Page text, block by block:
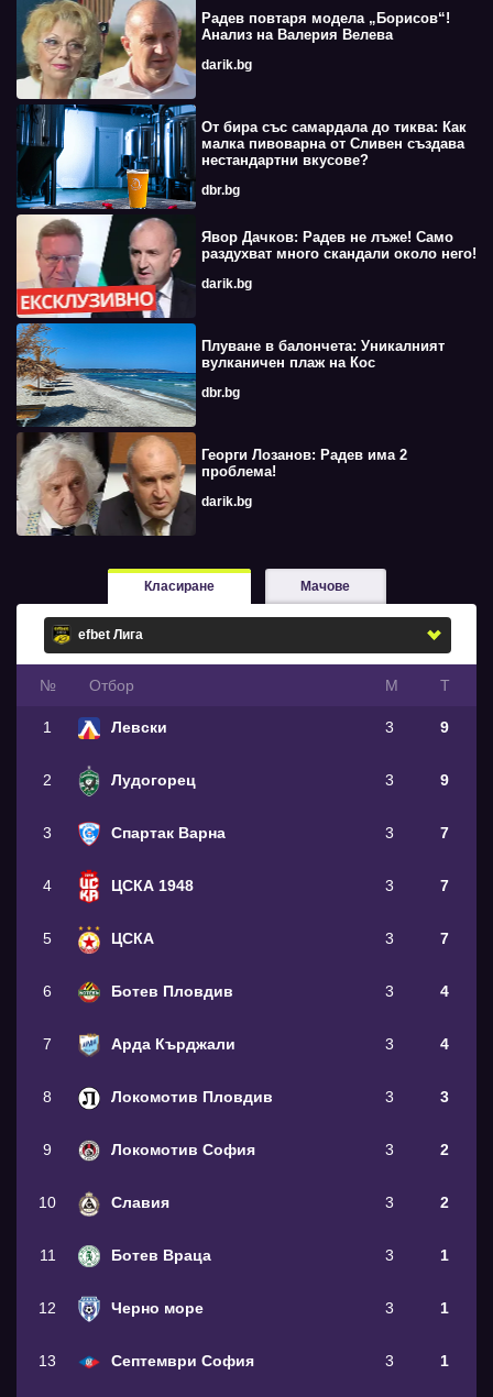
Радев повтаря модела „Борисов“!
Анализ на Валерия Велева
darik.bg
От бира със самардала до тиква: Как
малка пивоварна от Сливен създава
нестандартни вкусове?
dbr.bg
Явор Дачков: Радев не лъже! Само
раздухват много скандали около него!
darik.bg
Плуване в балончета: Уникалният
вулканичен плаж на Кос
dbr.bg
Георги Лозанов: Радев има 2
проблема!
darik.bg
Класиране Мачове
№ Oтбор М Т
1 Левски 3 9
2 Лудогорец 3 9
3 Спартак Варна 3 7
4 ЦСКА 1948 3 7
5 ЦСКА 3 7
6 Ботев Пловдив 3 4
7 Арда Кърджали 3 4
8 Локомотив Пловдив 3 3
9 Локомотив София 3 2
10 Славия 3 2
11 Ботев Враца 3 1
12 Черно море 3 1
13 Септември София 3 1